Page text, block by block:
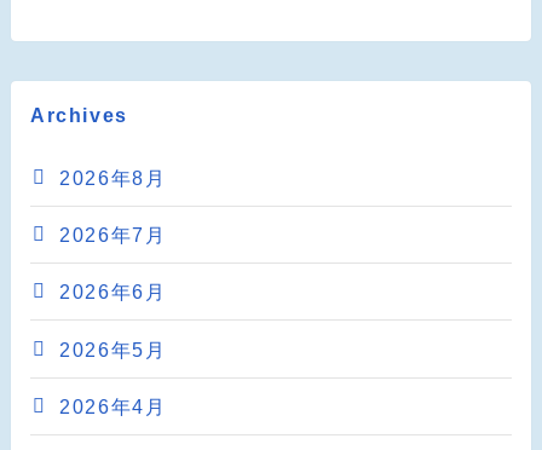
Archives
2026年8月
2026年7月
2026年6月
2026年5月
2026年4月